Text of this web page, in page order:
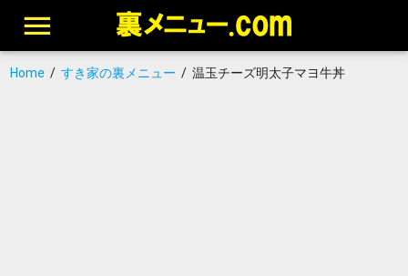
Home/ すき家の裏メニュー / 温玉チーズ明太子マヨ牛丼